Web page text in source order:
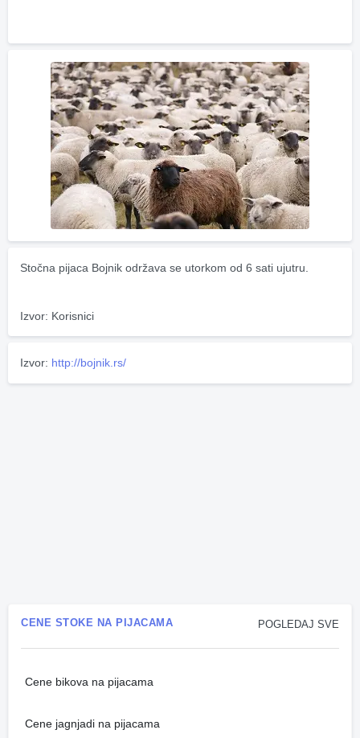
Stočna pijaca Bojnik održava se utorkom od 6 sati ujutru.
Izvor: Korisnici
Izvor: http://bojnik.rs/
POGLEDAJ SVE
CENE STOKE NA PIJACAMA
Cene bikova na pijacama
Cene jagnjadi na pijacama